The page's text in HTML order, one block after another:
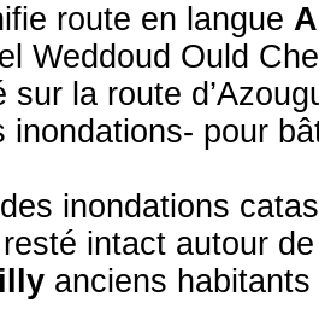
route en langue
Weddoud Ould
sur la route
inondations- pour
inondations
intact autour
anciens